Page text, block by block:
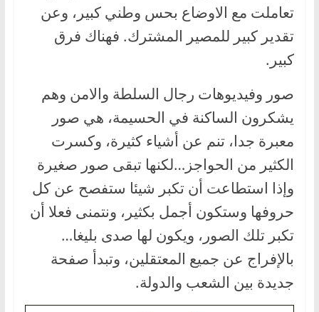
تعاملت مع الاوضاع بحس وطني كبير، وعن
تقدير كبير للمصير المشترك. فهناك فرق
كبير.
صور وفيديوهات رجال السلطة والامن وهم
يشكرون الساكنة في الحسيمة، هي صور
معبرة جدا، تنم عن أشياء كثيرة، وكسرت
الكثير من الحواجز…لكنها تبقى صور صغيرة
وإذا استطاعت أن تكبر شيئا ستفصح عن كل
حروفها وستكون أجمل بكثير، ونتمنى فعلا أن
تكبر تلك الصور، ويكون لها صدى بليغا…
بالإفراج عن جميع المعتقلين، وتبدأ صفحة
جديدة بين الشعب والدولة.